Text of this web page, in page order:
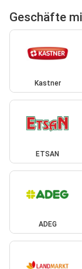
Geschäfte
Kastner
ETSAN
ADEG